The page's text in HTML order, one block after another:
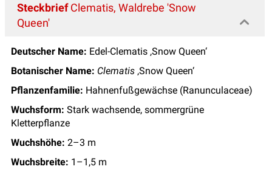
SteckbriefClematis, Waldrebe 'Snow
Queen'
Deutscher Name: Edel-Clematis ‚Snow Queen‘
Botanischer Name: Clematis ‚Snow Queen‘
Pflanzenfamilie: Hahnenfußgewächse (Ranunculaceae)
Wuchsform: Stark wachsende, sommergrüne
Kletterpflanze
Wuchshöhe: 2–3 m
Wuchsbreite: 1–1,5 m